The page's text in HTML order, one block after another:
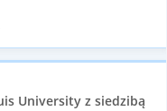
University z siedzibą